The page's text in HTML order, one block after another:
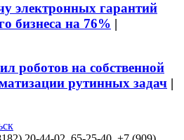
электронных гарантий
бизнеса на 76% |
роботов на собственной
рутинных задач |